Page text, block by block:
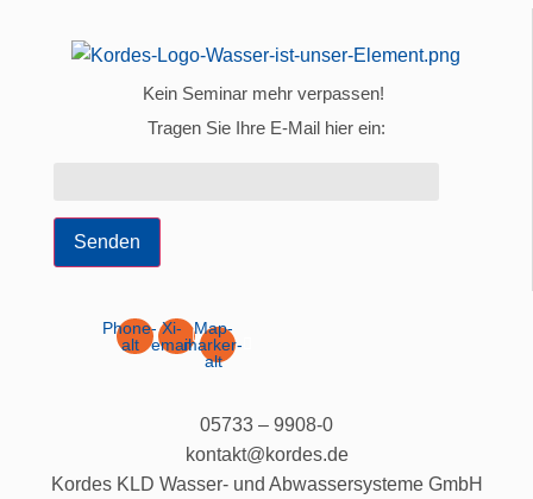
Kein Seminar mehr verpassen!
Tragen Sie Ihre E-Mail hier ein:
Senden
Phone-
alt
Xi-
email
Map-
marker-
alt
05733 – 9908-0
kontakt@kordes.de
Kordes KLD Wasser- und Abwassersysteme GmbH